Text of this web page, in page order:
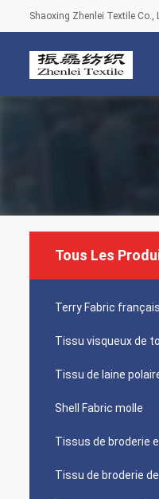
Shaoxing Zhenlei Textile Co.,
Tous Les
Terry Fabric français
Tissu visqueux de
Tissu de laine
Shell Fabric molle
Tissus de broderie
Tissu de broderie